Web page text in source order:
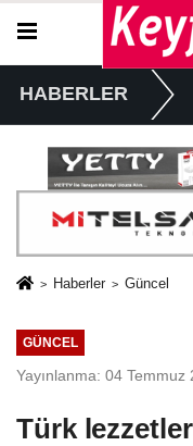
HABERLER
Haberler Güncel
GÜNCEL
Yayınlanma: 04 Temmuz
Türk